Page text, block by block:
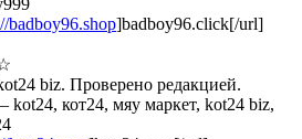
badboy96.shop]badboy96.click[/url]
biz. Проверено редакцией.
кот24, мяу маркет, kot24 biz,